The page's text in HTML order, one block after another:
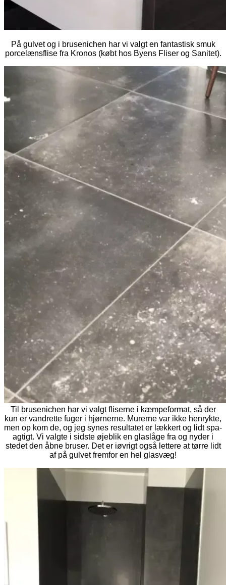
På gulvet og i brusenichen har vi valgt en fantastisk smuk
porcelænsflise fra Kronos (købt hos Byens Fliser og Sanitet).
Til brusenichen har vi valgt fliserne i kæmpeformat, så der
kun er vandrette fuger i hjørnerne. Murerne var ikke henrykte,
men op kom de, og jeg synes resultatet er lækkert og lidt spa-
agtigt. Vi valgte i sidste øjeblik en glaslåge fra og nyder i
stedet den åbne bruser. Det er iøvrigt også lettere at tørre lidt
af på gulvet fremfor en hel glasvæg!